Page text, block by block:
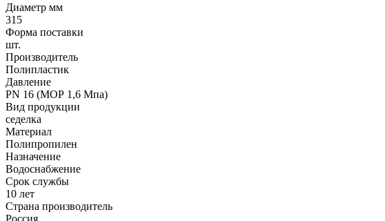
Диаметр мм
315
Форма поставки
шт.
Производитель
Полипластик
Давление
PN 16 (МОР 1,6 Мпа)
Вид продукции
седелка
Материал
Полипропилен
Назначение
Водоснабжение
Срок службы
10 лет
Страна производитель
Россия